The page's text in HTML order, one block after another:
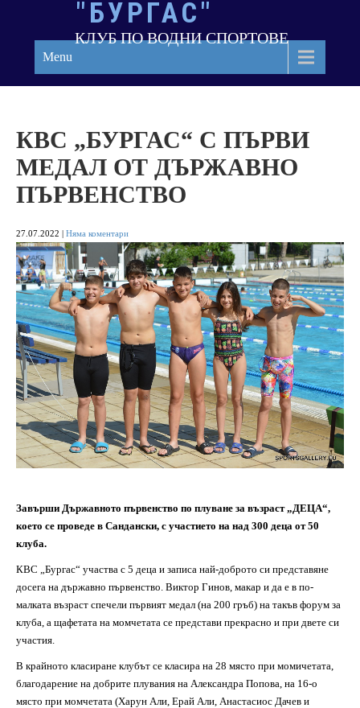
"БУРГАС"
КЛУБ ПО ВОДНИ СПОРТОВЕ
Menu
КВС „БУРГАС“ С ПЪРВИ
МЕДАЛ ОТ ДЪРЖАВНО
ПЪРВЕНСТВО
27.07.2022 | Няма коментари
Завърши Държавното първенство по плуване за възраст „ДЕЦА“,
което се проведе в Сандански, с участието на над 300 деца от 50
клуба.
КВС „Бургас“ участва с 5 деца и записа най-доброто си представяне
досега на държавно първенство. Виктор Гинов, макар и да е в по-
малката възраст спечели първият медал (на 200 гръб) на такъв форум за
клуба, а щафетата на момчетата се представи прекрасно и при двете си
участия.
В крайното класиране клубът се класира на 28 място при момичетата,
благодарение на добрите плувания на Александра Попова, на 16-о
място при момчетата (Харун Али, Ерай Али, Анастасиос Дачев и